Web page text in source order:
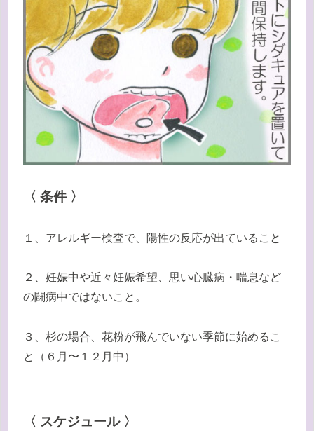
〈 条件 〉
１、アレルギー検査で、陽性の反応が出ていること
２、妊娠中や近々妊娠希望、思い心臓病・喘息など
の闘病中ではないこと。
３、杉の場合、花粉が飛んでいない季節に始めるこ
と（６月〜１２月中）
〈 スケジュール 〉